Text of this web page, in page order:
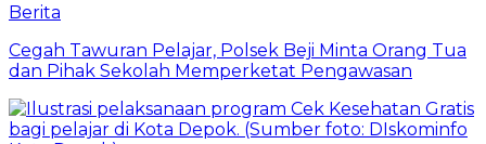
Berita
Cegah Tawuran Pelajar, Polsek Beji Minta Orang Tua
dan Pihak Sekolah Memperketat Pengawasan